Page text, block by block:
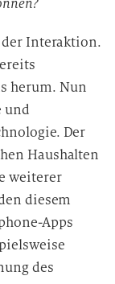
der Interaktion.
herum. Nun
und
Der
Haushalten
weiterer
diesem
Apps
des